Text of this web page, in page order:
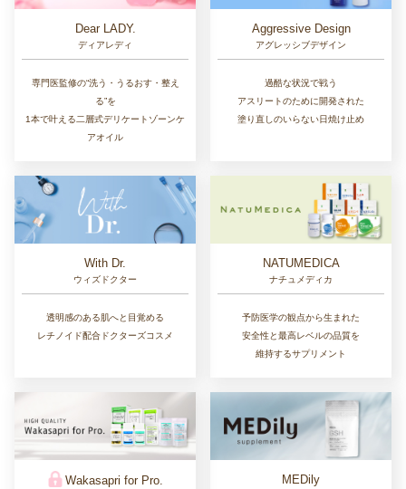
Dear LADY.
ディアレディ
専門医監修の“洗う・うるおす・整え
る”を
1本で叶える二層式デリケートゾーンケ
アオイル
Aggressive Design
アグレッシブデザイン
過酷な状況で戦う
アスリートのために開発された
塗り直しのいらない日焼け止め
With Dr.
ウィズドクター
透明感のある肌へと目覚める
レチノイド配合ドクターズコスメ
NATUMEDICA
ナチュメディカ
予防医学の観点から生まれた
安全性と最高レベルの品質を
維持するサプリメント
Wakasapri for Pro. MEDily